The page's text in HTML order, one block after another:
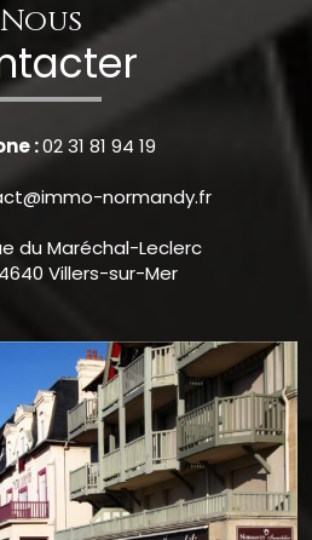
Nous
:02 31 81 94 19
normandy.fr
du Maréchal-Leclerc
sur-Mer